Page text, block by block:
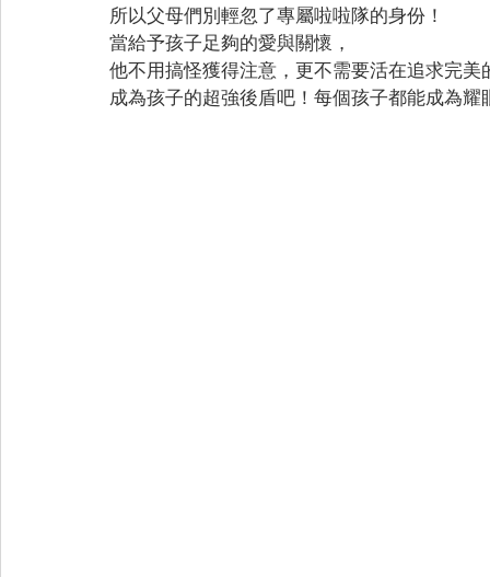
所以父母們別輕忽了專屬啦啦隊的身份！
當給予孩子足夠的愛與關懷，
他不用搞怪獲得注意，更不需要活在追求完美
成為孩子的超強後盾吧！每個孩子都能成為耀